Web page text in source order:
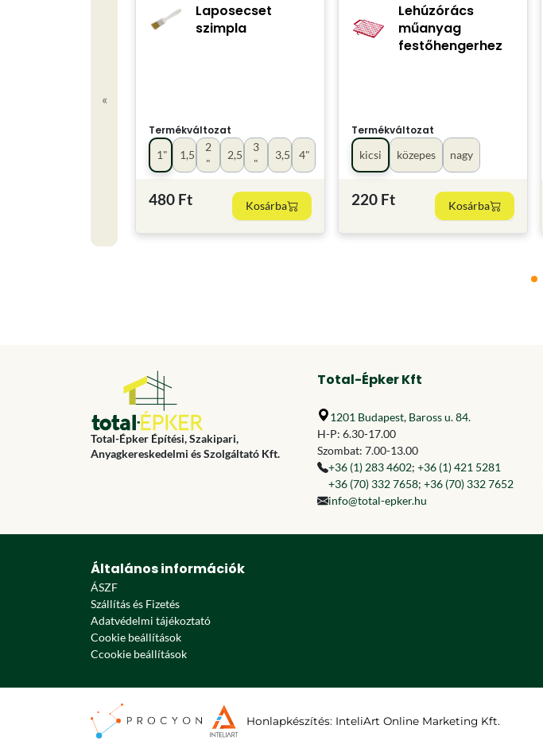
«
Laposecset
szimpla
Termékváltozat
1"
1,5"
2
"
2,5"
3
"
3,5" 4"
480 Ft Kosárba
Lehúzórács
műanyag
festőhengerhez
Termékváltozat
kicsi
közepes nagy
220 Ft Kosárba
Total-Épker Építési, Szakipari,
Anyagkereskedelmi és Szolgáltató Kft.
Total-Épker Kft
1201 Budapest, Baross u. 84.
H-P: 6.30-17.00
Szombat: 7.00-13.00
+36 (1) 283 4602; +36 (1) 421 5281
+36 (70) 332 7658; +36 (70) 332 7652
info@total-epker.hu
Általános információk
ÁSZF
Szállítás és Fizetés
Adatvédelmi tájékoztató
Cookie beállítások
Ccookie beállítások
Honlapkészítés: InteliArt Online Marketing Kft.